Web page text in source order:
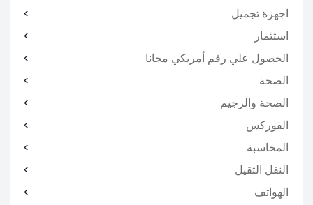
اجهزة تجميل
استثمار
الحصول علي رقم أمريكي مجانا
الصحة
الصحة والرجيم
الفوركس
المحاسبة
النقل الثقيل
الهواتف